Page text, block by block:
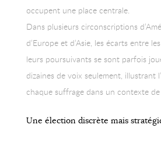
occupent une place centrale.
Dans plusieurs circonscriptions
d’Europe et d’Asie, les écarts entre
leurs poursuivants se sont parfois
dizaines de voix seulement, illustrant
chaque suffrage dans un contexte
Une élection discrète mais